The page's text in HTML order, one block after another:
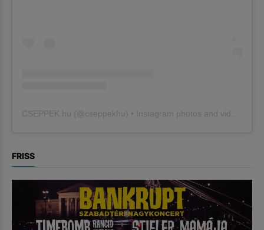
CSEPPEK.hu (@cseppekhu ) • Instagram photos and videos
FRISS